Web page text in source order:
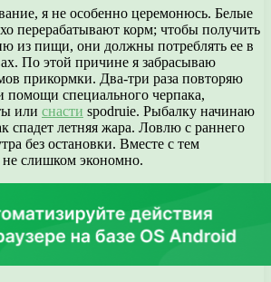
я не особенно церемонюсь. Белые
перерабатывают корм; чтобы получить
из пищи, они должны потреблять ее в
По этой причине я забрасываю
прикормки. Два-три раза повторяю
помощи специального черпака,
или снасти spodruie. Рыбалку начинаю
спадет летняя жара. Ловлю с раннего
без остановки. Вместе с тем
слишком экономно.